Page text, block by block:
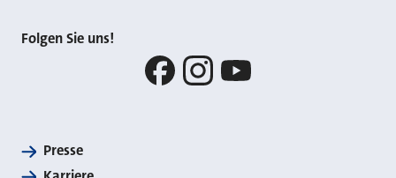
Folgen Sie uns!
Presse